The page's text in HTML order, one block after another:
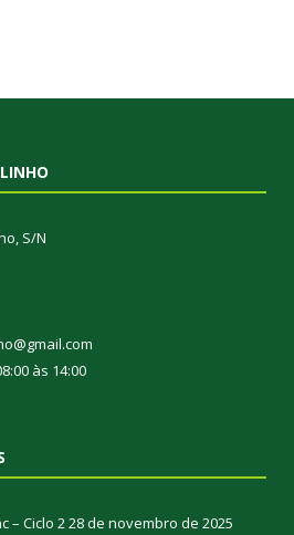
S/N
às 14:00
– Ciclo 228 de novembro de 2025